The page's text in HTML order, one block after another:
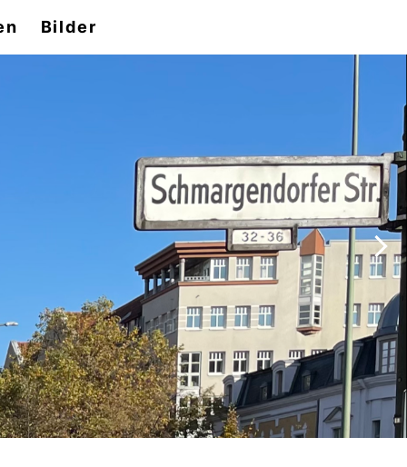
Bilder